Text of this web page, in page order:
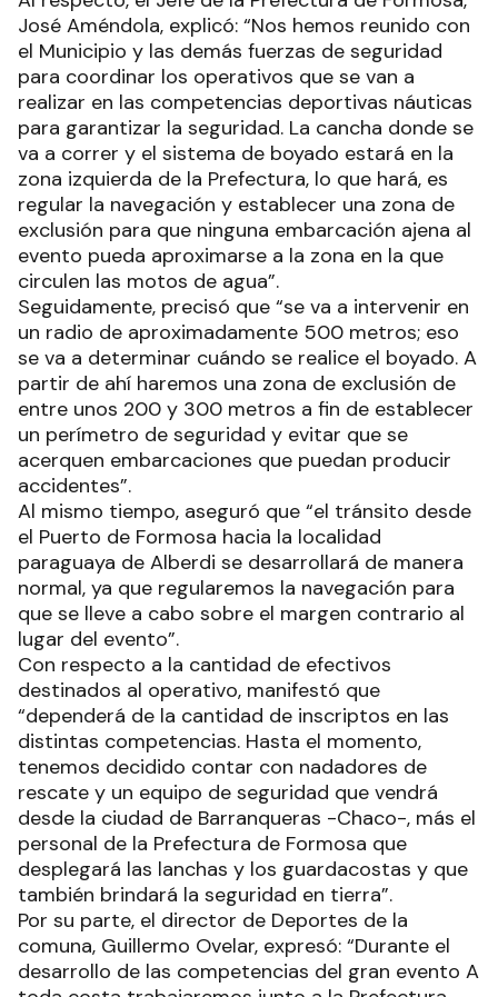
José Améndola, explicó: “Nos hemos reunido con
el Municipio y las demás fuerzas de seguridad
para coordinar los operativos que se van a
realizar en las competencias deportivas náuticas
para garantizar la seguridad. La cancha donde se
va a correr y el sistema de boyado estará en la
zona izquierda de la Prefectura, lo que hará, es
regular la navegación y establecer una zona de
exclusión para que ninguna embarcación ajena al
evento pueda aproximarse a la zona en la que
circulen las motos de agua”.
Seguidamente, precisó que “se va a intervenir en
un radio de aproximadamente 500 metros; eso
se va a determinar cuándo se realice el boyado. A
partir de ahí haremos una zona de exclusión de
entre unos 200 y 300 metros a fin de establecer
un perímetro de seguridad y evitar que se
acerquen embarcaciones que puedan producir
accidentes”.
Al mismo tiempo, aseguró que “el tránsito desde
el Puerto de Formosa hacia la localidad
paraguaya de Alberdi se desarrollará de manera
normal, ya que regularemos la navegación para
que se lleve a cabo sobre el margen contrario al
lugar del evento”.
Con respecto a la cantidad de efectivos
destinados al operativo, manifestó que
“dependerá de la cantidad de inscriptos en las
distintas competencias. Hasta el momento,
tenemos decidido contar con nadadores de
rescate y un equipo de seguridad que vendrá
desde la ciudad de Barranqueras -Chaco-, más el
personal de la Prefectura de Formosa que
desplegará las lanchas y los guardacostas y que
también brindará la seguridad en tierra”.
Por su parte, el director de Deportes de la
comuna, Guillermo Ovelar, expresó: “Durante el
desarrollo de las competencias del gran evento A